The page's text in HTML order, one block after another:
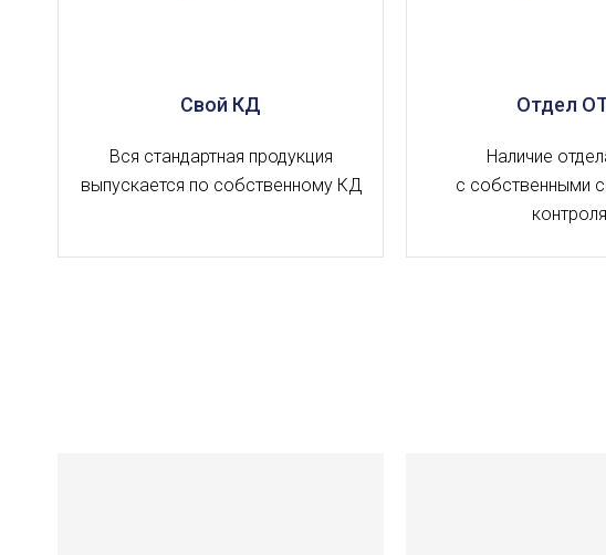
Свой КД
Вся стандартная продукция
выпускается по собственному КД
Отдел
Наличие
с собственными
контроля